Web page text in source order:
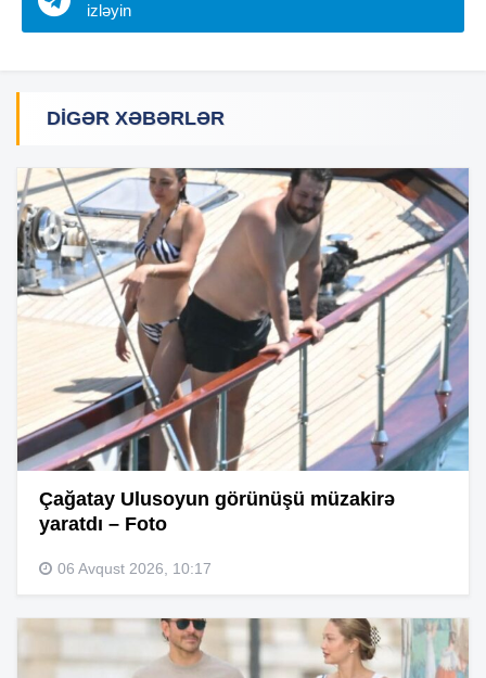
izləyin
DIGƏR XƏBƏRLƏR
Çağatay Ulusoyun görünüşü müzakirə
yaratdı – Foto
06 Avqust 2026, 10:17